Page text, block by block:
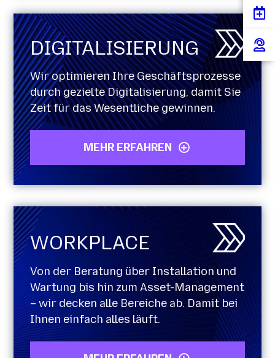
DIGITALISIERUNG
Wir optimieren Ihre Geschäftsprozesse
durch gezielte Digitalisierung, damit Sie
Zeit für das Wesentliche gewinnen.
MEHR ERFAHREN
WORKPLACE
Von der Beratung über Installation und
Wartung bis hin zum Asset-Management
– wir decken alle Bereiche ab. Damit bei
Ihnen einfach alles läuft.